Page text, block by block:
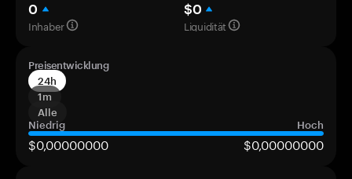
0
Inhaber
$0
Liquidität
Preisentwicklung
24h
1m
Alle
Niedrig
Hoch
$0,00000000 $0,00000000